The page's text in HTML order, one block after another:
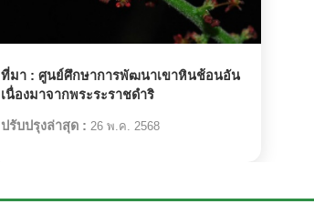
ที่มา : ศูนย์ศึกษาการพัฒนาเขาหินช้อนอัน
เนื่องมาจากพระระราชดำริ
ปรับปรุงล่าสุด : 26 พ.ค. 2568